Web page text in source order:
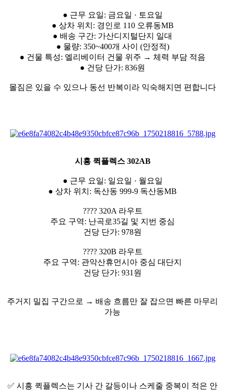
● 근무 요일: 금요일 · 토요일
● 상차 위치: 경인로 110 오류동MB
● 배송 구간: 가산디지털단지 일대
● 물량: 350~400개 사이 (안정적)
● 건물 특성: 엘리베이터 건물 위주 → 체력 부담 적음
● 건당 단가: 836원
몰짐은 있을 수 있으나 동선 반복이라 익숙해지면 편합니다
시흥 퀵플렉스 302AB
● 근무 요일: 일요일 · 월요일
● 상차 위치: 독산동 999-9 독산동MB
???? 320A 라우트
주요 구역: 난곡로35길 및 지번 중심
건당 단가: 978원
???? 320B 라우트
주요 구역: 관악산휴먼시아 중심 대단지
건당 단가: 931원
주거지 밀집 구간으로 → 배송 흐름만 잘 잡으면 빠른 마무리
가능
✅ 시흥 퀵플렉스는 기사 간 갈등이나 스케줄 중복이 적은 안